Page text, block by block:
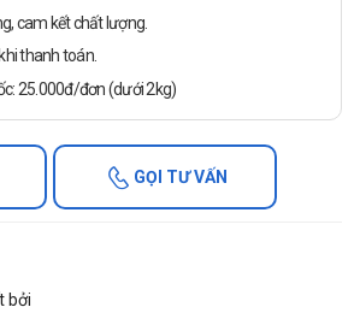
cam kết chất lượng.
thanh toán.
25.000đ/đơn (dưới 2kg)
GỌI TƯ VẤN
bởi